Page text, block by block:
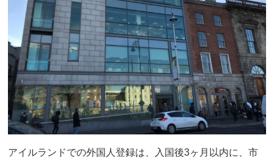
アイルランドでの外国人登録は、入国後3ヶ月以内に、市